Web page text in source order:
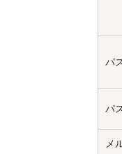
パ
パ
メ